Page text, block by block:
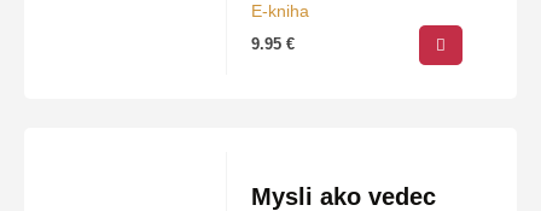
s rýchlym doručením.
E-kniha
9.95€
Mysli ako vedec